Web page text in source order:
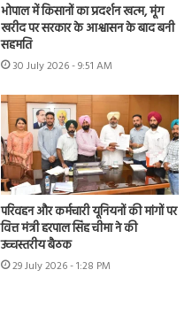
भोपाल में किसानों का प्रदर्शन खत्म, मूंग
खरीद पर सरकार के आश्वासन के बाद बनी
सहमति
30 July 2026 - 9:51 AM
परिवहन और कर्मचारी यूनियनों की मांगों पर
वित्त मंत्री हरपाल सिंह चीमा ने की
उच्चस्तरीय बैठक
29 July 2026 - 1:28 PM